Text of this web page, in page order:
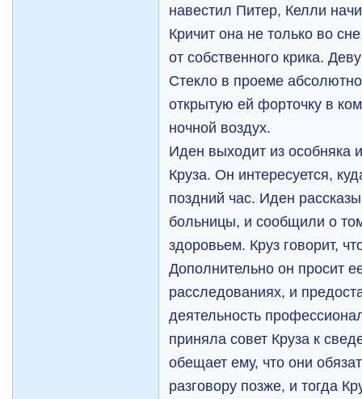
навестил Питер, Келли
Кричит она не только во
от собственного крика.
Стекло в проеме
открытую ей форточку в
ночной воздух.
Иден выходит из особняка
Круза. Он интересуется,
поздний час. Иден
больницы, и сообщили о
здоровьем. Круз говорит,
Дополнительно он просит
расследованиях, и
деятельность
приняла совет Круза к
обещает ему, что они
разговору позже, и тогда